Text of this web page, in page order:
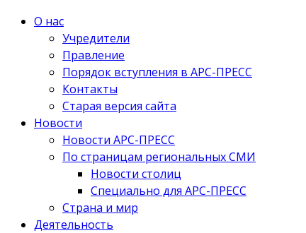
О нас
Учредители
Правление
Порядок вступления в АРС-ПРЕСС
Контакты
Старая версия сайта
Новости
Новости АРС-ПРЕСС
По страницам региональных СМИ
Новости столиц
Специально для АРС-ПРЕСС
Страна и мир
Деятельность